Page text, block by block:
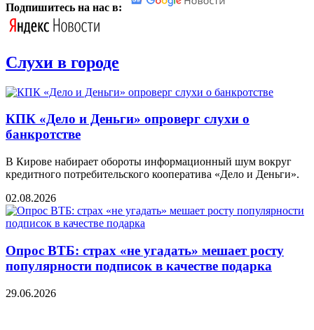
Подпишитесь на нас в:
Слухи в городе
КПК «Дело и Деньги» опроверг слухи о
банкротстве
В Кирове набирает обороты информационный шум вокруг
кредитного потребительского кооператива «Дело и Деньги».
02.08.2026
Опрос ВТБ: страх «не угадать» мешает росту
популярности подписок в качестве подарка
29.06.2026